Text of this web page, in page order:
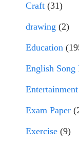
Craft (31)
drawing (2)
Education
English Song
Entertainment
Exam Paper
Exercise (9)